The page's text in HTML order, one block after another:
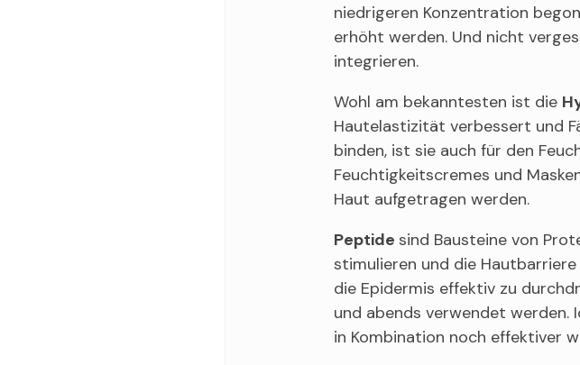
niedrigeren Konzentration
erhöht werden. Und nicht
integrieren.
Wohl am bekanntesten ist die
Hautelastizität verbessert und
binden, ist sie auch für den
Feuchtigkeitscremes und
Haut aufgetragen werden.
Peptide sind Bausteine von
stimulieren und die
die Epidermis effektiv zu
und abends verwendet werden.
in Kombination noch effektiver